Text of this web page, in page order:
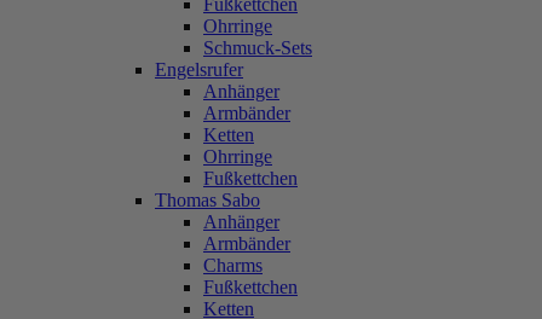
Fußkettchen
Ohrringe
Schmuck-Sets
Engelsrufer
Anhänger
Armbänder
Ketten
Ohrringe
Fußkettchen
Thomas Sabo
Anhänger
Armbänder
Charms
Fußkettchen
Ketten